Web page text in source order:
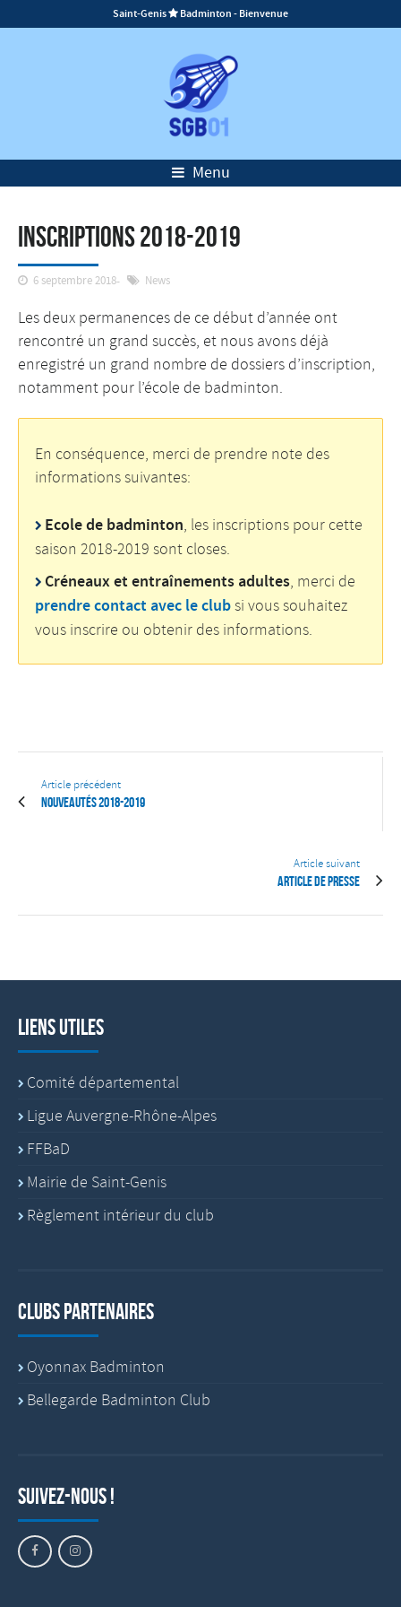
Saint-Genis Badminton - Bienvenue
Menu
Inscriptions 2018-2019
6 septembre 2018 News
Les deux permanences de ce début d’année ont
rencontré un grand succès, et nous avons déjà
enregistré un grand nombre de dossiers d’inscription,
notamment pour l’école de badminton.
En conséquence, merci de prendre note des
informations suivantes:
Ecole de badminton, les inscriptions pour cette
saison 2018-2019 sont closes.
Créneaux et entraînements adultes, merci de
prendre contact avec le clubsi vous souhaitez
vous inscrire ou obtenir des informations.
Article précédent
Nouveautés 2018-2019
Article suivant
Article de presse
Liens utiles
Comité départemental
Ligue Auvergne-Rhône-Alpes
FFBaD
Mairie de Saint-Genis
Règlement intérieur du club
Clubs partenaires
Oyonnax Badminton
Bellegarde Badminton Club
Suivez-nous !